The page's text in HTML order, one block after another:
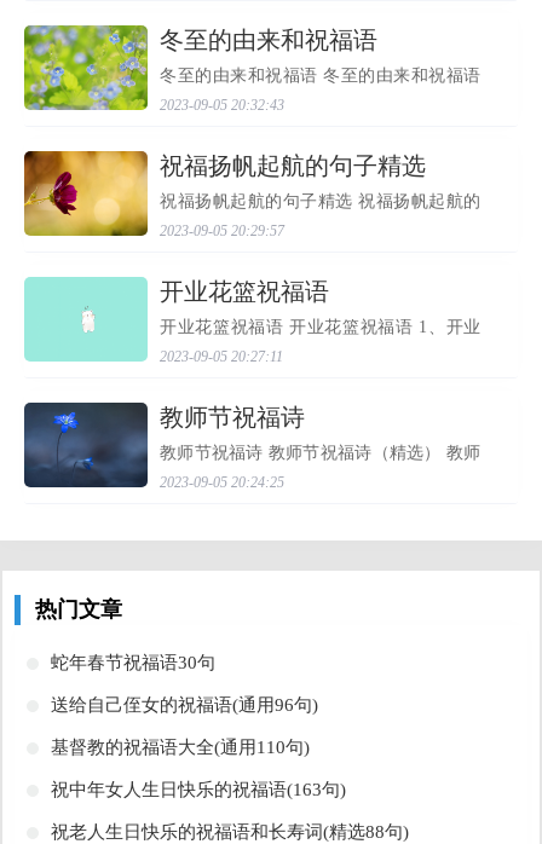
声；踏一踏，生活...
​冬至的由来和祝福语
冬至的由来和祝福语 冬至的由来和祝福语
冬至的由来： 中国人最早开始过冬至是在
周朝，当时的历法是使用周历，把正月提
节，让民间认为冬...
2023-09-05 20:32:43
​祝福扬帆起航的句子精选
祝福扬帆起航的句子精选 祝福扬帆起航的
句子精选（深度文） 祝福扬帆起航的句子
精选 导读：生活的终极奥义就是让每个人
不同，但所经受的...
2023-09-05 20:29:57
​开业花篮祝福语
开业花篮祝福语 开业花篮祝福语 1、开业
了，是新的开始，特送你几字开张贺词:诚
信经营，顾客为本，团结员工，共创未来!
越大，祝你财源滚...
2023-09-05 20:27:11
​教师节祝福诗
教师节祝福诗 教师节祝福诗（精选） 教师
节祝福诗30首 教师节祝福诗（一），分享
最新好文章，本文出自实用文栏目： 1、随
2023-09-05 20:24:25
热门文章
​蛇年春节祝福语30句
​送给自己侄女的祝福语(通用96句)
​基督教的祝福语大全(通用110句)
​祝中年女人生日快乐的祝福语(163句)
​祝老人生日快乐的祝福语和长寿词(精选88句)